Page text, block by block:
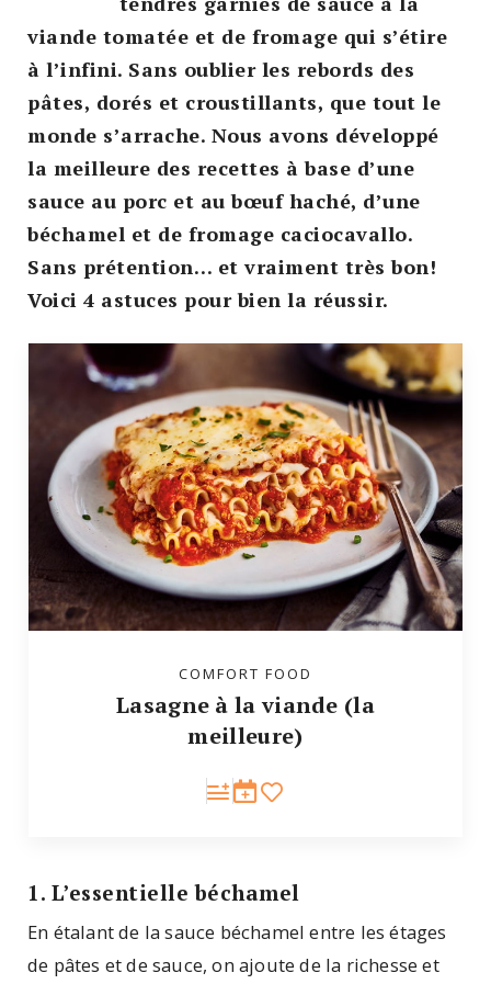
viande tomatée et de fromage qui s’étire
à l’infini. Sans oublier les rebords des
pâtes, dorés et croustillants, que tout le
monde s’arrache. Nous avons développé
la meilleure des recettes à base d’une
sauce au porc et au bœuf haché, d’une
béchamel et de fromage caciocavallo.
Sans prétention… et vraiment très bon!
Voici 4 astuces pour bien la réussir.
COMFORT FOOD
Lasagne à la viande (la
meilleure)
1. L’essentielle béchamel
En étalant de la sauce béchamel entre les étages
de pâtes et de sauce, on ajoute de la richesse et